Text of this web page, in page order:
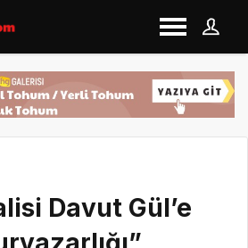
Davut Gül’e